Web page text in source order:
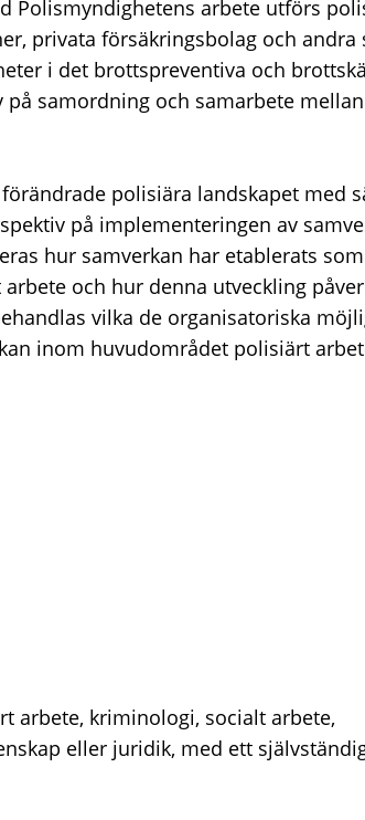
Polismyndighetens arbete utförs
privata försäkringsbolag och andra
i det brottspreventiva och
samordning och samarbete
polisiära landskapet med
på implementeringen av
hur samverkan har etablerats
och hur denna utveckling
vilka de organisatoriska
inom huvudområdet polisiärt
arbete, kriminologi, socialt arbete,
eller juridik, med ett